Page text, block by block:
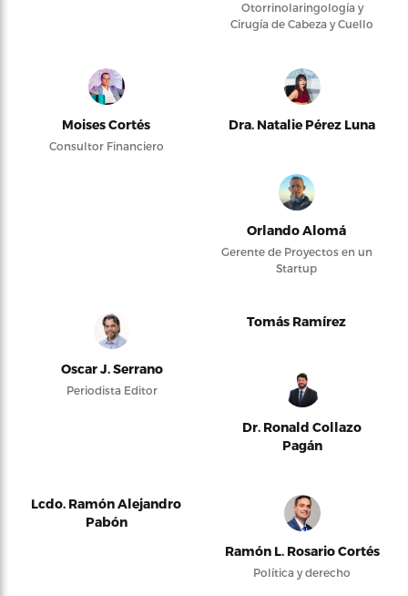
Otorrinolaringología y
Cirugía de Cabeza y Cuello
Moises Cortés
Consultor Financiero
Dra. Natalie Pérez Luna
Orlando Alomá
Gerente de Proyectos en un
Startup
Oscar J. Serrano
Periodista Editor
Tomás Ramírez
Dr. Ronald Collazo
Pagán
Lcdo. Ramón Alejandro
Pabón
Ramón L. Rosario Cortés
Política y derecho